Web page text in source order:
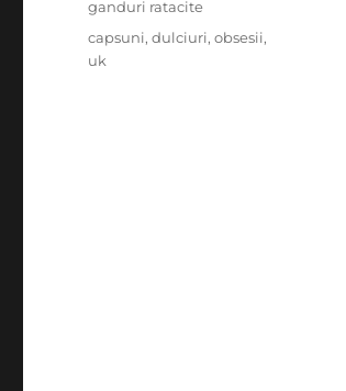
Categories
ganduri ratacite
Tags
capsuni,dulciuri,obsesii,
uk